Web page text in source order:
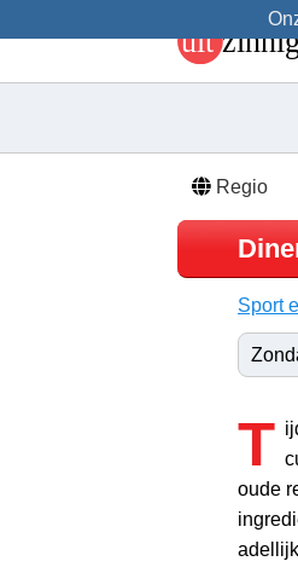
Regio
Sport
T
oude